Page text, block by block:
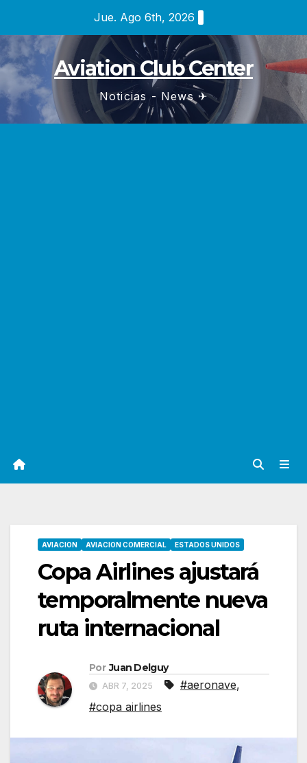
contenido
Jue. Ago 6th, 2026
Aviation Club Center
Noticias - News ✈
AVIACION AVIACION COMERCIAL ESTADOS UNIDOS
Copa Airlines ajustará
temporalmente nueva
ruta internacional
Por Juan Delguy
ABR 7, 2025 #aeronave,
#copa airlines